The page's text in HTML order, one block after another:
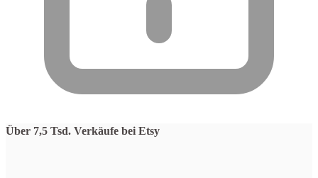
Über 7,5 Tsd. Verkäufe bei Etsy